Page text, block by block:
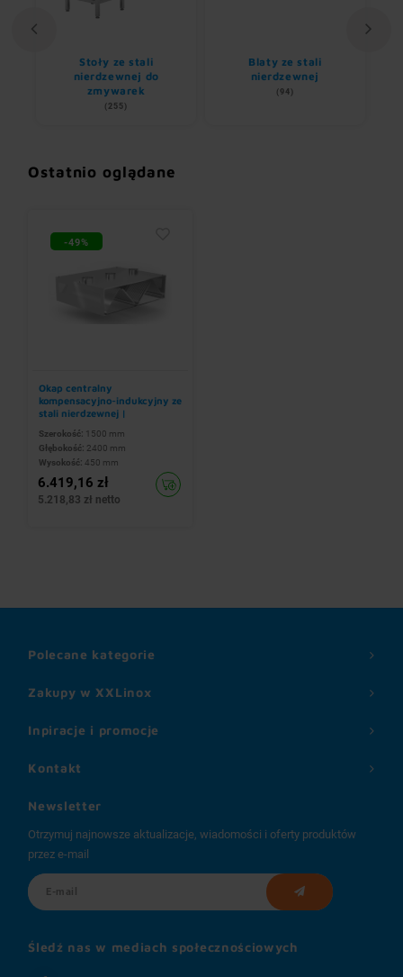
Stoły ze stali
nierdzewnej do
zmywarek
(255)
Blaty ze stali
nierdzewnej
(94)
Ostatnio oglądane
-49%
Okap centralny
kompensacyjno-indukcyjny ze
stali nierdzewnej |
Szerokość: 1500 mm
Głębokość: 2400 mm
Wysokość: 450 mm
6.419,16 zł
5.218,83 zł netto
Zakupy w XXLinox
Inpiracje i promocje
Polecane kategorie
Kontakt
Newsletter
Otrzymuj najnowsze aktualizacje, wiadomości i oferty produktów
przez e-mail
Śledź nas w mediach społecznościowych